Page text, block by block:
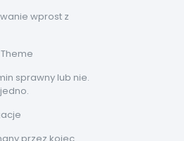
wprost z
sprawny lub nie.